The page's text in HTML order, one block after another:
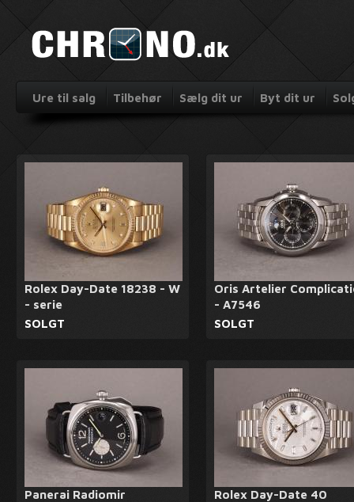
Ure til salg Tilbehør Sælg dit ur Byt dit ur
Rolex Day-Date 18238 - W
- serie
SOLGT
Oris Artelier
- A7546
SOLGT
Panerai Radiomir
Rolex Day-Date 40